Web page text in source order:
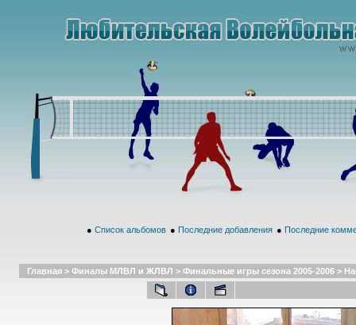
● Список альбомов ● Последние добавления ● Последние
Главная > Финалы МЛВЛ и ЖЛВЛ > Финальные игры сезона 2005-2006 >